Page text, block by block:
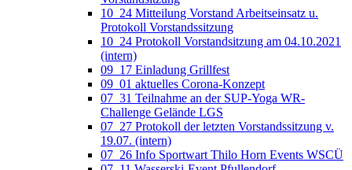
10_24 Mitteilung Vorstand Arbeitseinsatz u.
Protokoll Vorstandssitzung
10_24 Protokoll Vorstandsitzung am 04.10.2021
(intern)
09_17 Einladung Grillfest
09_01 aktuelles Corona-Konzept
07_31 Teilnahme an der SUP-Yoga WR-
Challenge Gelände LGS
07_27 Protokoll der letzten Vorstandssitzung v.
19.07. (intern)
07_26 Info Sportwart Thilo Horn Events WSCÜ